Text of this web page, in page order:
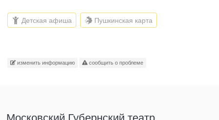
Детская афиша Пушкинская карта
изменить информацию сообщить о проблеме